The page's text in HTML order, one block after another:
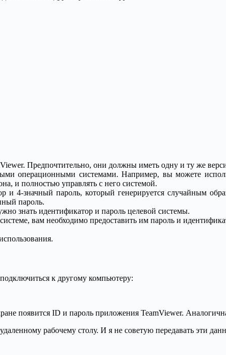
Предпочтительно, они должны иметь одну и ту же
операционными системами. Например, вы можете
и полностью управлять с него системой.
и 4-значный пароль, который генерируется случайным
пароль.
знать идентификатор и пароль целевой системы.
вам необходимо предоставить им пароль и
к другому компьютеру:
появится ID и пароль приложения TeamViewer.
рабочему столу. И я не советую передавать эти